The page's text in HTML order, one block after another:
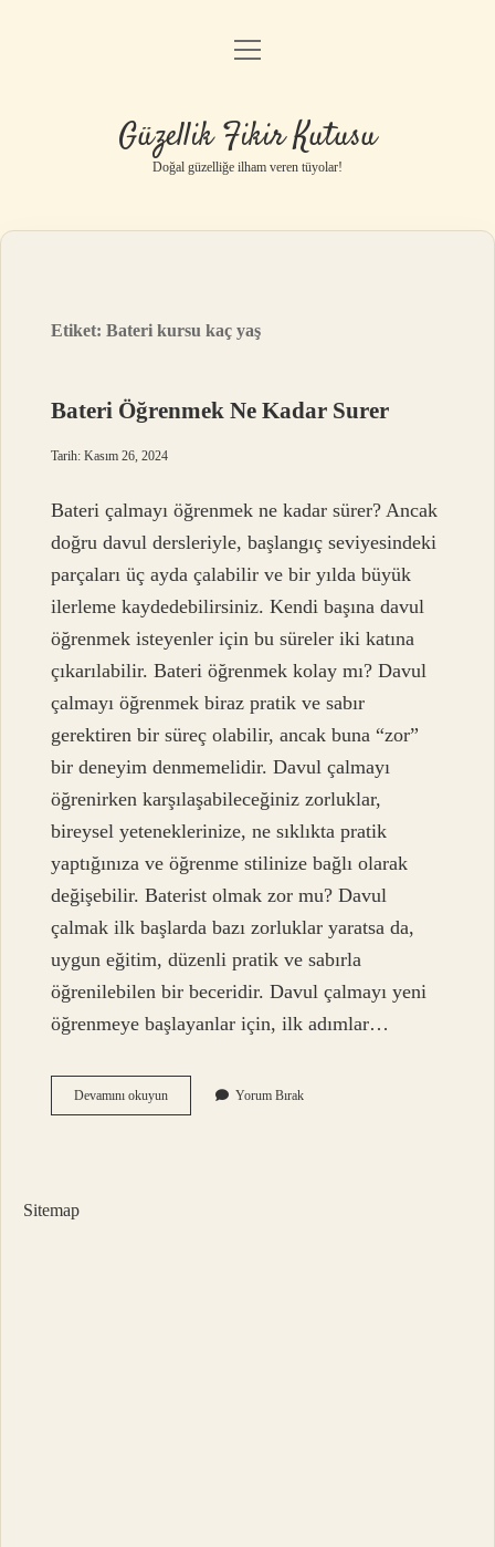
Anasayfa
Yasal Uyarı
menüyü
Güzellik Fikir Kutusu
Doğal güzelliğe ilham veren tüyolar!
Etiket:Bateri kursu kaç yaş
Bateri Öğrenmek Ne Kadar Surer
Tarih: Kasım 26, 2024
Bateri çalmayı öğrenmek ne kadar sürer? Ancak
doğru davul dersleriyle, başlangıç ​​seviyesindeki
parçaları üç ayda çalabilir ve bir yılda büyük
ilerleme kaydedebilirsiniz. Kendi başına davul
öğrenmek isteyenler için bu süreler iki katına
çıkarılabilir. Bateri öğrenmek kolay mı? Davul
çalmayı öğrenmek biraz pratik ve sabır
gerektiren bir süreç olabilir, ancak buna “zor”
bir deneyim denmemelidir. Davul çalmayı
öğrenirken karşılaşabileceğiniz zorluklar,
bireysel yeteneklerinize, ne sıklıkta pratik
yaptığınıza ve öğrenme stilinize bağlı olarak
değişebilir. Baterist olmak zor mu? Davul
çalmak ilk başlarda bazı zorluklar yaratsa da,
uygun eğitim, düzenli pratik ve sabırla
öğrenilebilen bir beceridir. Davul çalmayı yeni
öğrenmeye başlayanlar için, ilk adımlar…
Devamını okuyunBateri
Öğrenmek
Yorum Bırak
Sitemap